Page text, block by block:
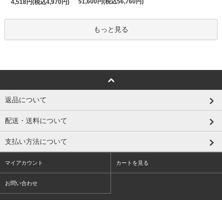
4,518円(税込4,970円)
51,600円(税込56,760円)
もっと見る
返品について
配送・送料について
支払い方法について
マイアカウント カートを見る
お問い合わせ